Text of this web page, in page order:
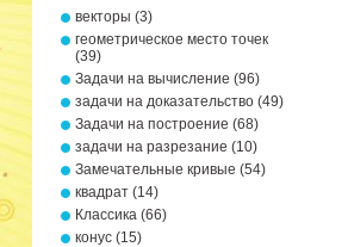
векторы (3)
геометрическое место точек
(39)
Задачи на вычисление (96)
задачи на доказательство (49)
Задачи на построение (68)
задачи на разрезание (10)
Замечательные кривые (54)
квадрат (14)
Классика (66)
конус (15)